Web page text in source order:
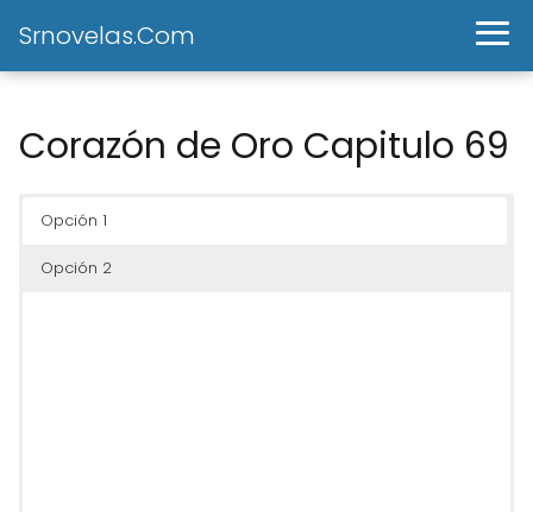
Srnovelas.Com
Corazón de Oro Capitulo 69
Opción 1
Opción 2